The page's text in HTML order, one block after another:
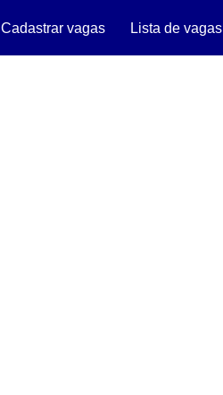
Cadastrar vagas Lista de vagas